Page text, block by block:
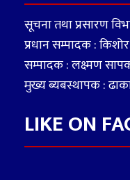
सूचना तथा प्रसारण
प्रधान सम्पादक :
सम्पादक : लक्ष्मण
मुख्य ब्यबस्थापक :
LIKE ON